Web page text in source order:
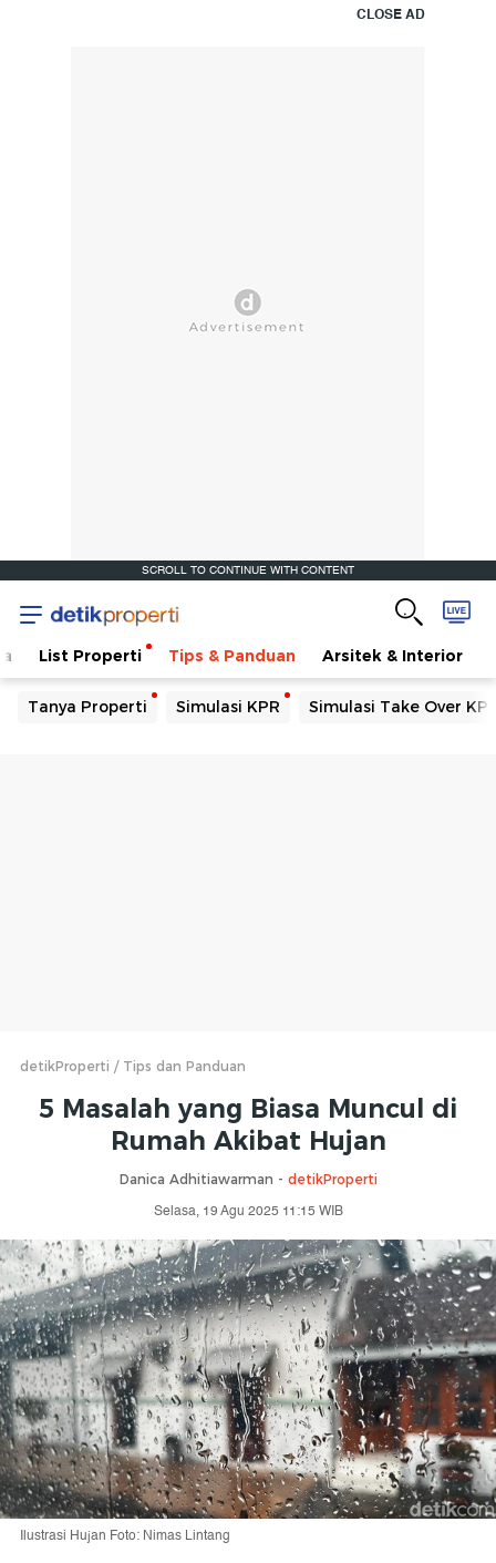
CLOSE AD
SCROLL TO CONTINUE WITH CONTENT
List Properti Tips & Panduan Arsitek & Interior
Tanya Properti Simulasi KPR Simulasi Take Over
detikProperti Tips dan Panduan
5 Masalah yang Biasa Muncul di
Rumah Akibat Hujan
Danica Adhitiawarman - detikProperti
Selasa, 19 Agu 2025 11:15 WIB
Ilustrasi Hujan Foto: Nimas Lintang